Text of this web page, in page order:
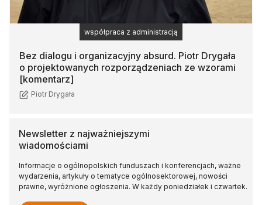
Bez dialogu i organizacyjny absurd. Piotr Drygała
o projektowanych rozporządzeniach ze wzorami
[komentarz]
Piotr Drygała
współpraca z administracją
Newsletter z najważniejszymi
wiadomościami
Informacje o ogólnopolskich funduszach i konferencjach, ważne
wydarzenia, artykuły o tematyce ogólnosektorowej, nowości
prawne, wyróżnione ogłoszenia. W każdy poniedziałek i czwartek.